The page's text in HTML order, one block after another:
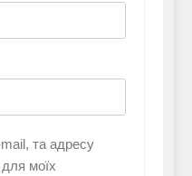
та адресу
моїх